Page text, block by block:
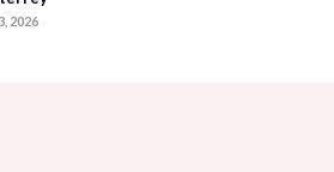
2026